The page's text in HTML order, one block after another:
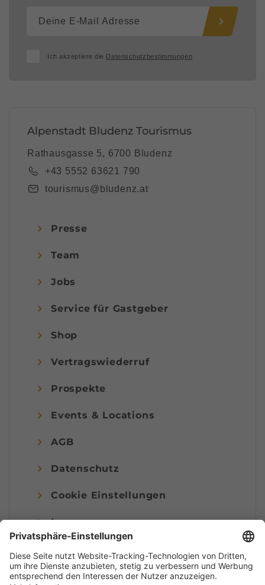
Ich akzeptiere die Datenschutzbestimmungen
Alpenstadt Bludenz Tourismus
Rathausgasse 5, 6700 Bludenz
+43 5552 63621 790
tourismus@bludenz.at
Presse
Team
Jobs
Service für Gastgeber
Shop
Vertragswiederruf
Prospekte
Events & Locations
AGB
Datenschutz
Cookie Einstellungen
Impressum